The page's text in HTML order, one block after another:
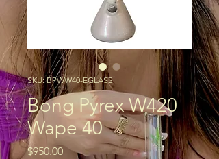
SKU: BPWW40-EGLASS
Bong Pyrex W420
Wape 40
$950.00Precio